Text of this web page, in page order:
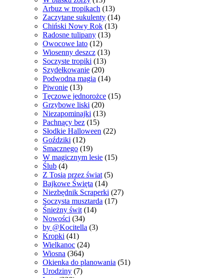
Arbuz w tropikach (13)
Zaczytane sukulenty (14)
Chiński Nowy Rok (13)
Radosne tulipany (13)
Owocowe lato (12)
Wiosenny deszcz (13)
Soczyste tropiki (13)
Szydełkowanie (20)
Podwodna magia (14)
Piwonie (13)
Tęczowe jednorożce (15)
Grzybowe liski (20)
Niezapominajki (13)
Pachnący bez (15)
Słodkie Halloween (22)
Goździki (12)
Smacznego (19)
W magicznym lesie (15)
Ślub (4)
Z Tosią przez świat (5)
Bajkowe Święta (14)
Niezbędnik Scraperki (27)
Soczysta musztarda (17)
Śnieżny świt (14)
Nowości (34)
by @Kocitella (3)
Kropki (41)
Wielkanoc (24)
Wiosna (364)
Okienka do planowania (51)
Urodziny (7)